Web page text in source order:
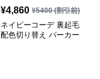
¥4,860 ¥5400(割引前)
ネイビーコーデ 裏起毛
配色切り替え パーカー